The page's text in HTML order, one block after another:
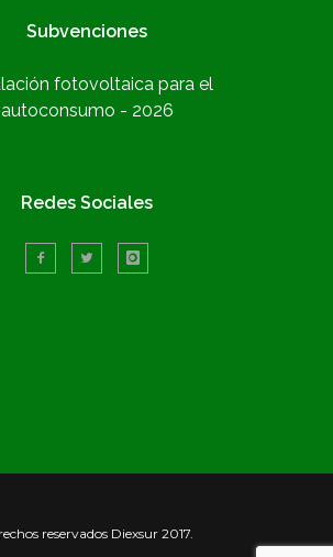
Subvenciones
fotovoltaica para el
autoconsumo - 2026
Redes Sociales
reservados Diexsur 2017.